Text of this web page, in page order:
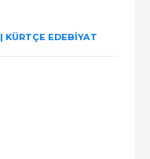
KÜRTÇE EDEBİYAT